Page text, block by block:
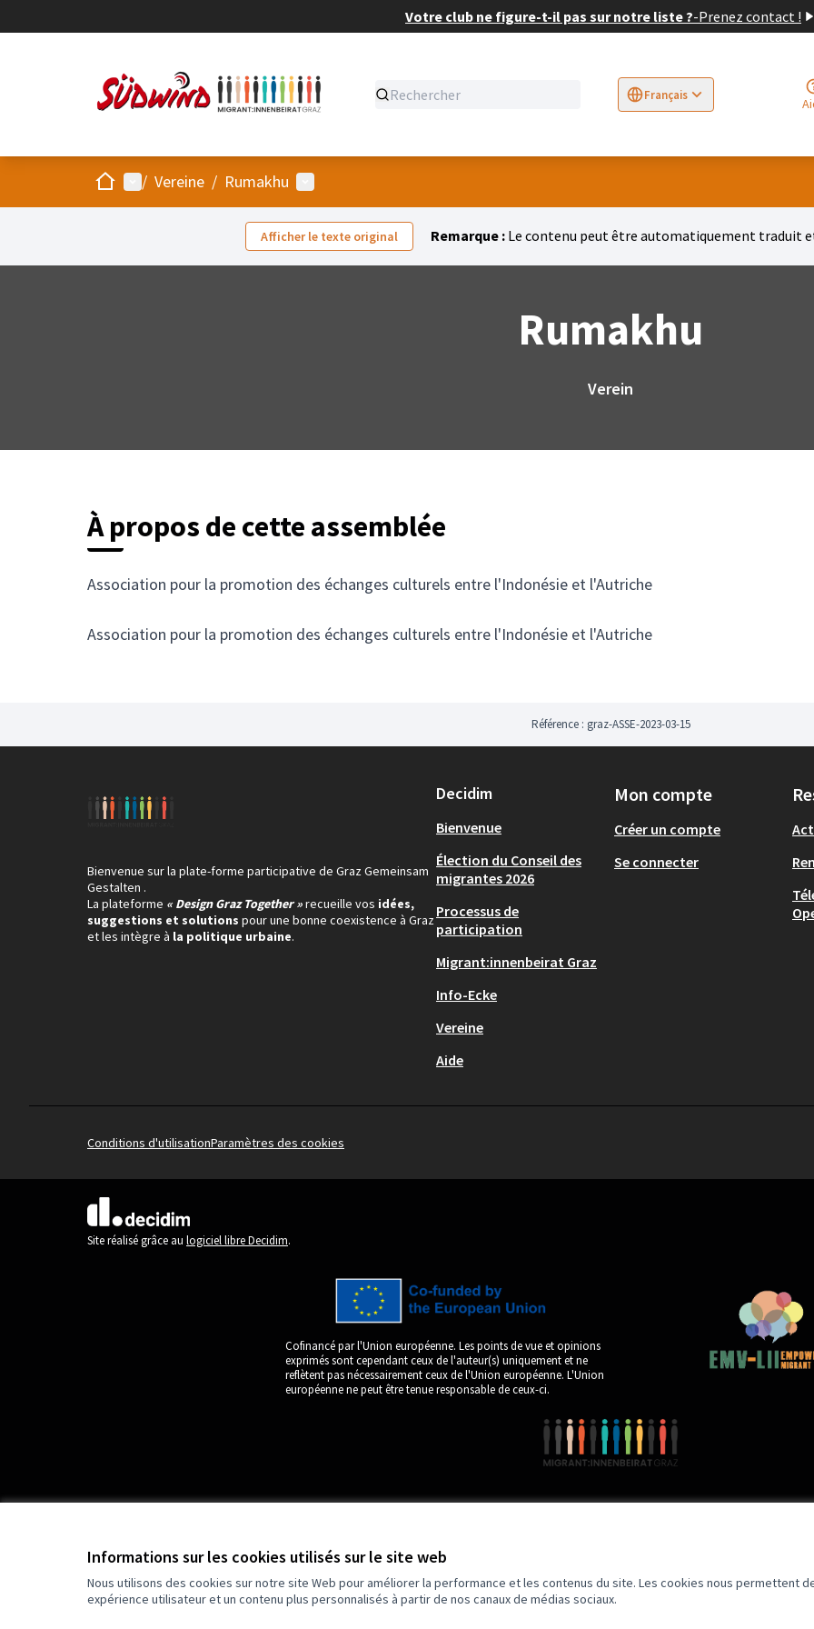
Informations sur les cookies utilisés sur le site web
Nous utilisons des cookies sur notre site Web pour améliorer la performance et les contenus du site. Les cookies nous permettent
expérience utilisateur et un contenu plus personnalisés à partir de nos canaux de médias sociaux.
Votre club ne figure-t-il pas sur notre liste ?-Prenez contact !
Français
Sprache wählen Choose language
AccueilMenu principal
/ Vereine / Rumakhu Menu utilisateur
Afficher le texte original Remarque :Le contenu peut être automatiquement traduit
Rumakhu
Verein
À propos de cette assemblée
Association pour la promotion des échanges culturels entre l'Indonésie et l'Autriche
Association pour la promotion des échanges culturels entre l'Indonésie et l'Autriche
Référence : graz-ASSE-2023-03-15
Bienvenue sur la plate-forme participative de Graz Gemeinsam
Gestalten .
La plateforme « Design Graz Together »recueille vos idées,
suggestions et solutions pour une bonne coexistence à Graz
et les intègre à la politique urbaine.
Decidim
Bienvenue
Élection du Conseil des
migrantes 2026
Processus de
participation
Migrant:innenbeirat Graz
Info-Ecke
Vereine
Aide
Mon compte
Créer un compte
Se connecter
Conditions d'utilisationParamètres des cookies
(Lien externe)
Site réalisé grâce au logiciel libre Decidim.
Cofinancé par l'Union européenne. Les points de vue et opinions
exprimés sont cependant ceux de l'auteur(s) uniquement et ne
reflètent pas nécessairement ceux de l'Union européenne. L'Union
européenne ne peut être tenue responsable de ceux-ci.